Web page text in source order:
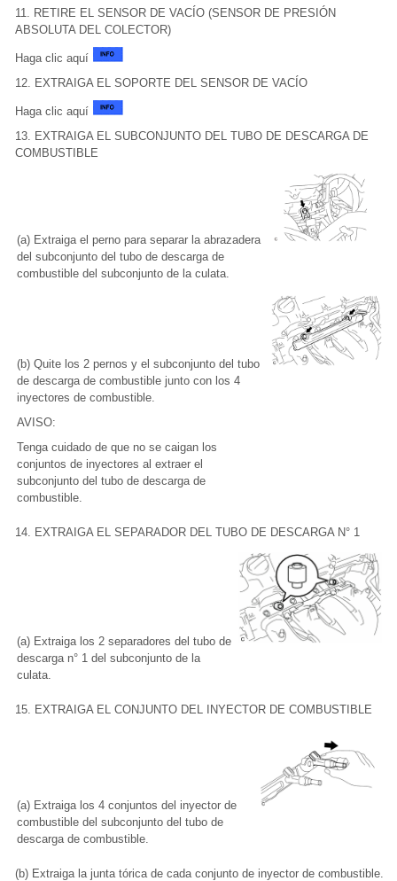
11. RETIRE EL SENSOR DE VACÍO (SENSOR DE PRESIÓN
ABSOLUTA DEL COLECTOR)
Haga clic aquí
12. EXTRAIGA EL SOPORTE DEL SENSOR DE VACÍO
Haga clic aquí
13. EXTRAIGA EL SUBCONJUNTO DEL TUBO DE DESCARGA DE
COMBUSTIBLE
(a) Extraiga el perno para separar la abrazadera
del subconjunto del tubo de descarga de
combustible del subconjunto de la culata.
(b) Quite los 2 pernos y el subconjunto del tubo
de descarga de combustible junto con los 4
inyectores de combustible.
AVISO:
Tenga cuidado de que no se caigan los
conjuntos de inyectores al extraer el
subconjunto del tubo de descarga de
combustible.
14. EXTRAIGA EL SEPARADOR DEL TUBO DE DESCARGA N° 1
(a) Extraiga los 2 separadores del tubo de
descarga n° 1 del subconjunto de la
culata.
15. EXTRAIGA EL CONJUNTO DEL INYECTOR DE COMBUSTIBLE
(a) Extraiga los 4 conjuntos del inyector de
combustible del subconjunto del tubo de
descarga de combustible.
(b) Extraiga la junta tórica de cada conjunto de inyector de combustible.